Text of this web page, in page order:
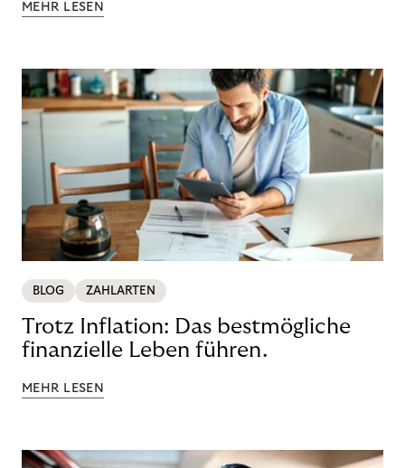
MEHR LESEN
BLOG ZAHLARTEN
Trotz Inflation: Das bestmögliche
finanzielle Leben führen.
MEHR LESEN